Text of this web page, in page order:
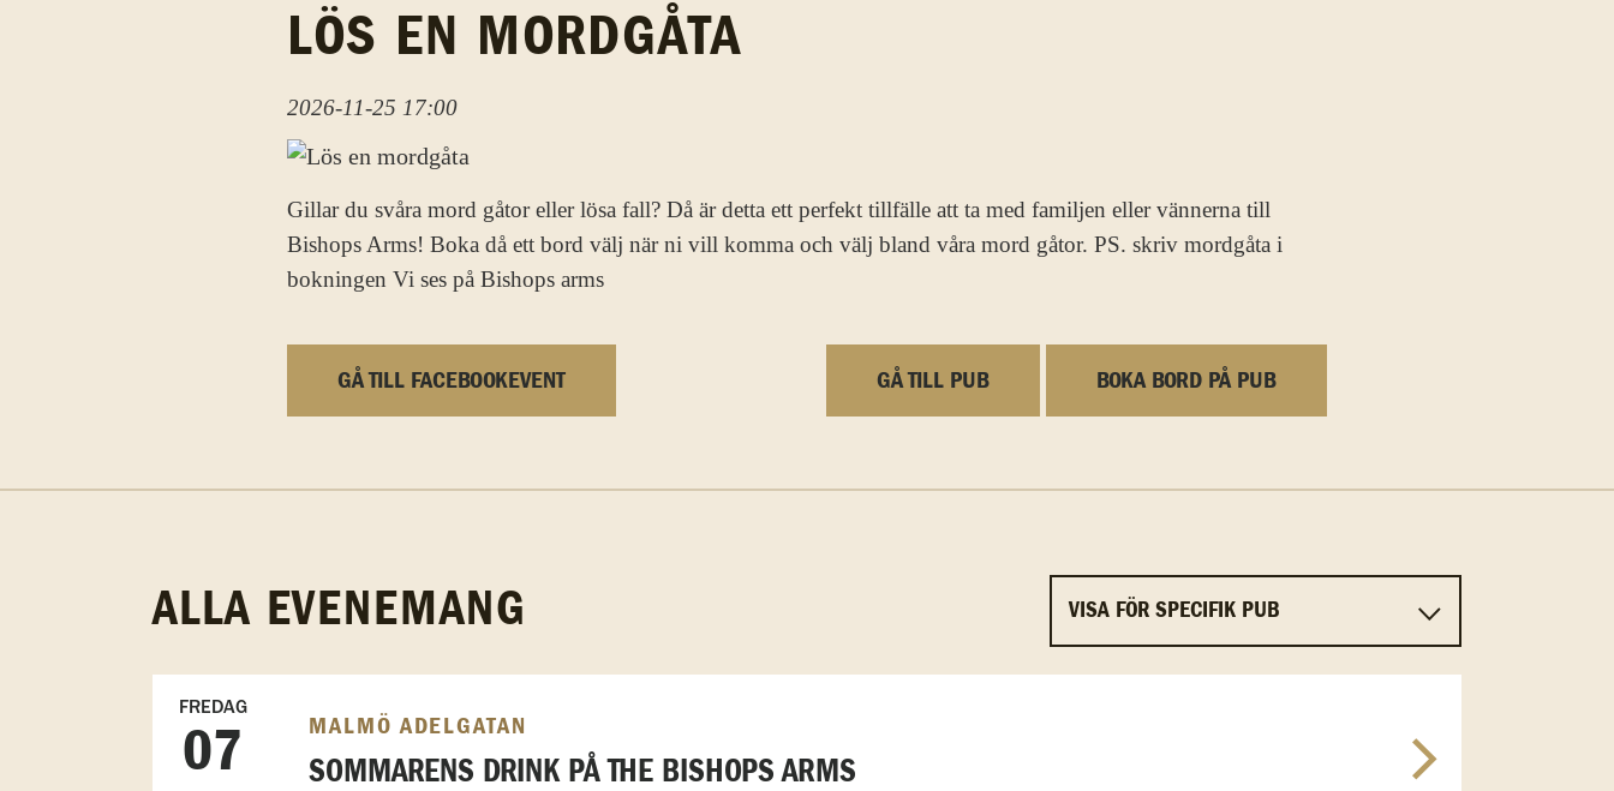
LÖS EN MORDGÅTA
2026-11-25 17:00
Gillar du svåra mord gåtor eller lösa fall? Då är detta ett perfekt tillfälle att ta med familjen eller vännerna till
Bishops Arms! Boka då ett bord välj när ni vill komma och välj bland våra mord gåtor. PS. skriv mordgåta i
bokningen Vi ses på Bishops arms
GÅ TILL FACEBOOKEVENT GÅ TILL PUB BOKA BORD PÅ PUB
ALLA EVENEMANG
FREDAG
07 MALMÖ ADELGATAN
SOMMARENS DRINK PÅ THE BISHOPS ARMS